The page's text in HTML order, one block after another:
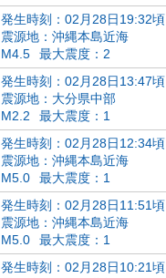
発生時刻：02月28日19:32頃
震源地：沖縄本島近海
M4.5
最大震度：2
発生時刻：02月28日13:47頃
震源地：大分県中部
M2.2
最大震度：1
発生時刻：02月28日12:34頃
震源地：沖縄本島近海
M5.0
最大震度：1
発生時刻：02月28日11:51頃
震源地：沖縄本島近海
M5.0
最大震度：1
発生時刻：02月28日10:21頃